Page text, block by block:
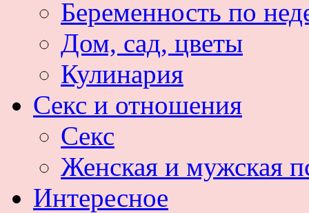
Беременность по
Дом, сад, цветы
Кулинария
Секс и отношения
Секс
Женская и мужская
Интересное